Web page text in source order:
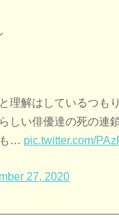
理解はしているつも
しい俳優達の死の連
… pic.twitter.com/
27, 2020